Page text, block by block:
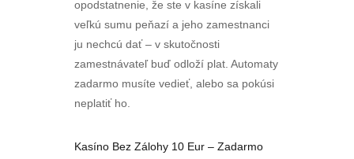
opodstatnenie, že ste v kasíne získali
veľkú sumu peňazí a jeho zamestnanci
ju nechcú dať – v skutočnosti
zamestnávateľ buď odloží plat. Automaty
zadarmo musíte vedieť, alebo sa pokúsi
neplatiť ho.
Kasíno Bez Zálohy 10 Eur – Zadarmo